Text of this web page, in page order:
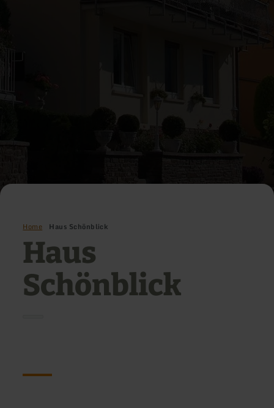
Home Haus Schönblick
Haus
Schönblick